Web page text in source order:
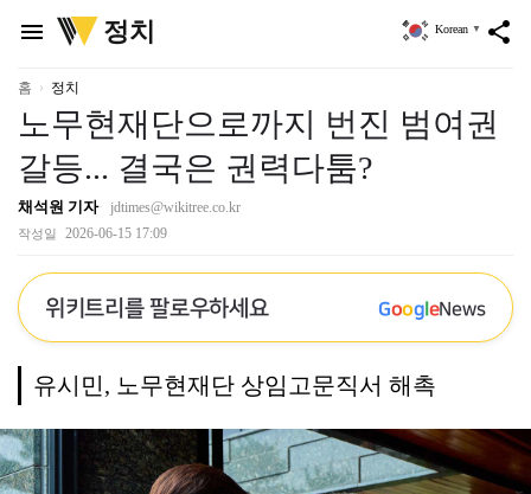
menu
위
키
정치 share
Korean ▼
홈 정치
노무현재단으로까지 번진 범여권
갈등... 결국은 권력다툼?
채석원 기자 jdtimes@wikitree.co.kr
작성일 2026-06-15 17:09
위키트리를 팔로우하세요 GoogleNews
유시민, 노무현재단 상임고문직서 해촉